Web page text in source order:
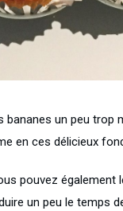
un peu trop
en ces délicieux
pouvez
un peu le temps